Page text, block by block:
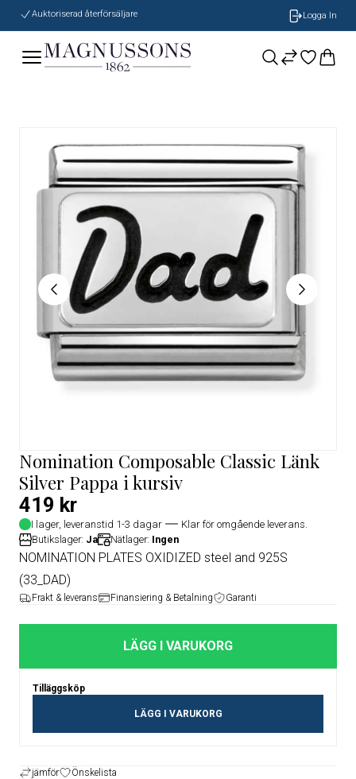
Auktoriserad återförsäljare Logga In
Nomination Composable Classic Länk
Silver Pappa i kursiv
419 kr
I lager, leveranstid 1-3 dagar
Klar för omgående leverans.
Butikslager: Ja Nätlager: Ingen
NOMINATION PLATES OXIDIZED steel and 925S
(33_DAD)
Frakt & leverans Finansiering & Betalning Garanti
LÄGG I VARUKORG
Tilläggsköp
LÄGG I VARUKORG
jämför Önskelista